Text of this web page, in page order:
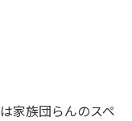
家族団らんのスペ